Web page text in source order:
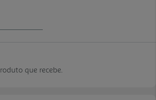
que recebe.